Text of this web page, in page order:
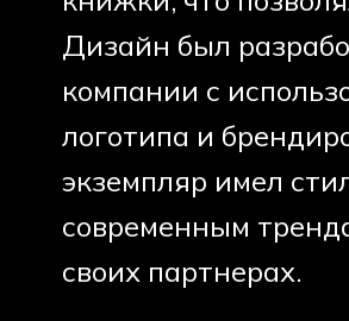
Дизайн был
компании с
логотипа и
экземпляр имел
соответствовал
заботу компании о